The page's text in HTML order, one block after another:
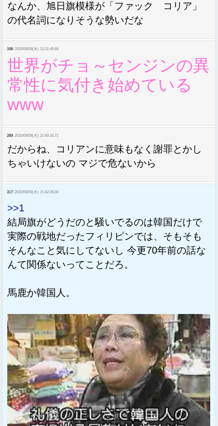
なんか、旭日旗模様が「ファック コリア」
の代名詞になりそうな勢いだな
168: 2020/09/09(水) 21:31:49.68
世界がチョ～センジンの異
常性に気付き始めている
www
289: 2020/09/09(水) 21:40:16.71
だからね、コリアンに意味もなく謝罪とかし
ちゃいけないの マジで危ないから
317: 2020/09/09(水) 21:42:39.04
>>1
結局旗がどうだのと騒いでるのは韓国だけで
実際の戦地だったフィリピンでは、そもそも
そんなこと気にしてないし 今更70年前の話な
んて関係ないってことだろ。
馬鹿か韓国人。